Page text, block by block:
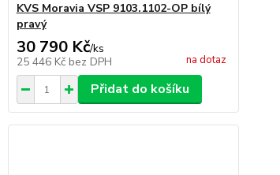
KVS Moravia VSP 9103.1102-OP bílý
pravý
30 790 Kč/ks
25 446 Kč bez DPH na dotaz
Přidat do košíku